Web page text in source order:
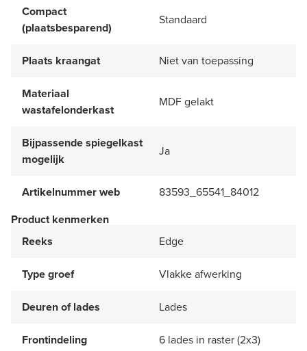
Compact
(plaatsbesparend)
Standaard
Plaats kraangat Niet van toepassing
Materiaal
wastafelonderkast
MDF gelakt
Bijpassende spiegelkast
mogelijk
Ja
Artikelnummer web
83593_65541_84012
Product kenmerken
Reeks
Edge
Type groef Vlakke afwerking
Deuren of lades Lades
Frontindeling 6 lades in raster (2x3)